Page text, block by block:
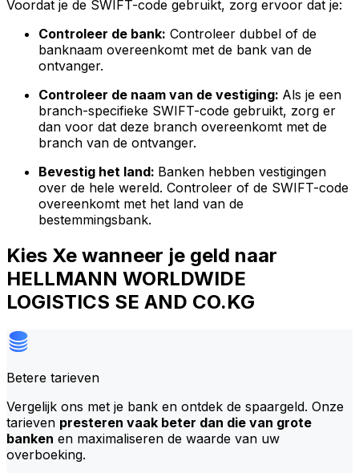
Voordat je de SWIFT-code gebruikt, zorg ervoor dat je:
Controleer de bank: Controleer dubbel of de
banknaam overeenkomt met de bank van de
ontvanger.
Controleer de naam van de vestiging: Als je een
branch-specifieke SWIFT-code gebruikt, zorg er
dan voor dat deze branch overeenkomt met de
branch van de ontvanger.
Bevestig het land: Banken hebben vestigingen
over de hele wereld. Controleer of de SWIFT-code
overeenkomt met het land van de
bestemmingsbank.
Kies Xe wanneer je geld naar
HELLMANN WORLDWIDE
LOGISTICS SE AND CO.KG
Betere tarieven
Vergelijk ons met je bank en ontdek de spaargeld. Onze
tarieven presteren vaak beter dan die van grote
banken en maximaliseren de waarde van uw
overboeking.